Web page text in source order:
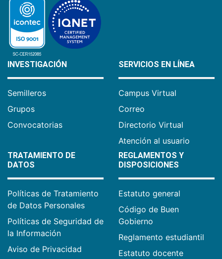
INVESTIGACIÓN
Semilleros
Grupos
Convocatorias
SERVICIOS EN LÍNEA
Campus Virtual
Correo
Directorio Virtual
Atención al usuario
TRATAMIENTO DE
DATOS
Políticas de Tratamiento
de Datos Personales
Políticas de Seguridad de
la Información
Aviso de Privacidad
REGLAMENTOS Y
DISPOSICIONES
Estatuto general
Código de Buen
Gobierno
Reglamento estudiantil
Estatuto docente